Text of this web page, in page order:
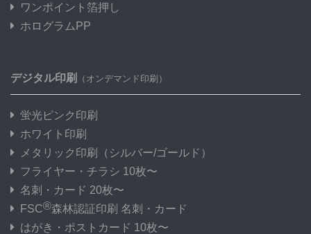
ワンポイント箔押し
ホログラムPP
デジタル印刷 （オンデマンド印刷）
蛍光ピンク印刷
ホワイト印刷
メタリック印刷
（シルバー/ゴールド）
フライヤー・チラシ 10枚〜
名刺・カード 20枚〜
FSC®森林認証印刷 名刺・カード
はがき・ポストカード 10枚〜